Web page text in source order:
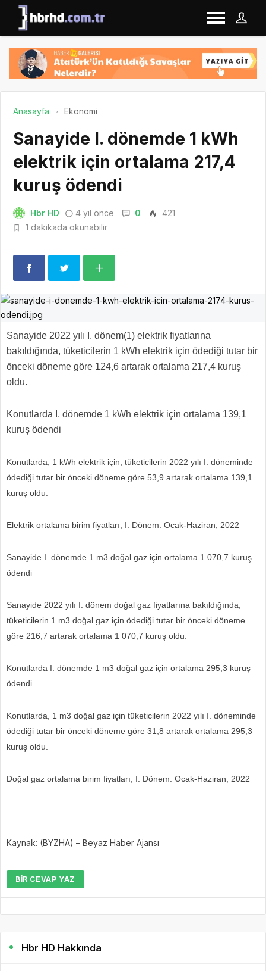
Anasayfa Ekonomi
Sanayide I. dönemde 1 kWh
elektrik için ortalama 217,4
kuruş ödendi
Hbr HD 4 yıl önce 0
421
1 dakikada okunabilir
Sanayide 2022 yılı I. dönem(1) elektrik fiyatlarına
bakıldığında, tüketicilerin 1 kWh elektrik için ödediği tutar bir
önceki döneme göre 124,6 artarak ortalama 217,4 kuruş
oldu.
Konutlarda I. dönemde 1 kWh elektrik için ortalama 139,1
kuruş ödendi
Konutlarda, 1 kWh elektrik için, tüketicilerin 2022 yılı I. döneminde
ödediği tutar bir önceki döneme göre 53,9 artarak ortalama 139,1
kuruş oldu.
Elektrik ortalama birim fiyatları, I. Dönem: Ocak-Haziran, 2022
Sanayide I. dönemde 1 m3 doğal gaz için ortalama 1 070,7 kuruş
ödendi
Sanayide 2022 yılı I. dönem doğal gaz fiyatlarına bakıldığında,
tüketicilerin 1 m3 doğal gaz için ödediği tutar bir önceki döneme
göre 216,7 artarak ortalama 1 070,7 kuruş oldu.
Konutlarda I. dönemde 1 m3 doğal gaz için ortalama 295,3 kuruş
ödendi
Konutlarda, 1 m3 doğal gaz için tüketicilerin 2022 yılı I. döneminde
ödediği tutar bir önceki döneme göre 31,8 artarak ortalama 295,3
kuruş oldu.
Doğal gaz ortalama birim fiyatları, I. Dönem: Ocak-Haziran, 2022
Kaynak: (BYZHA) – Beyaz Haber Ajansı
BIR CEVAP YAZ
Hbr HD Hakkında